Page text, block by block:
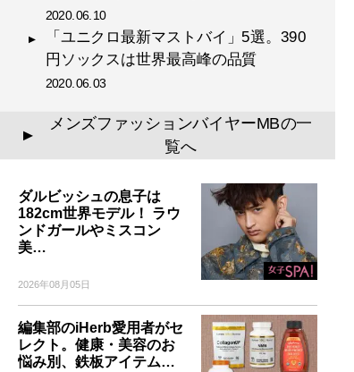
『最速でおしゃれに見せる
方法 【電子限定特典付き】
誰も言葉にできなかった
「男のおしゃれ」の決定
版。電子版特典として、MB
イルを追加収録！
記事一覧へ
2020.06.10
「ユニクロ最新マストバイ」5選。390
円ソックスは世界最高峰の品質
2020.06.03
▲
メンズファッションバイヤーMBの一
覧へ
ダルビッシュの息子は
182cm世界モデル！ ラウ
ンドガールやミスコン
美…
2026年08月05日
編集部のiHerb愛用者がセ
レクト。健康・美容のお
悩み別、鉄板アイテム…